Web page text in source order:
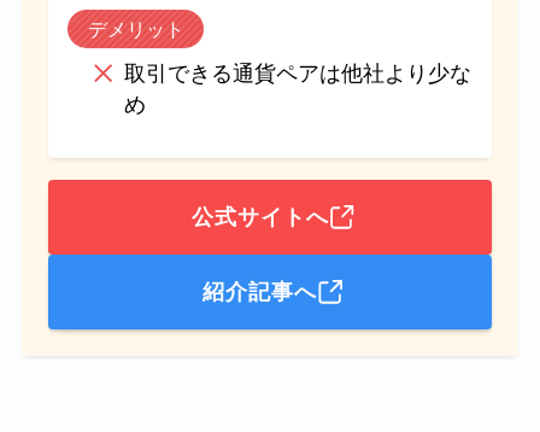
デメリット
取引できる通貨ペアは他社より少な
め
公式サイトへ
紹介記事へ